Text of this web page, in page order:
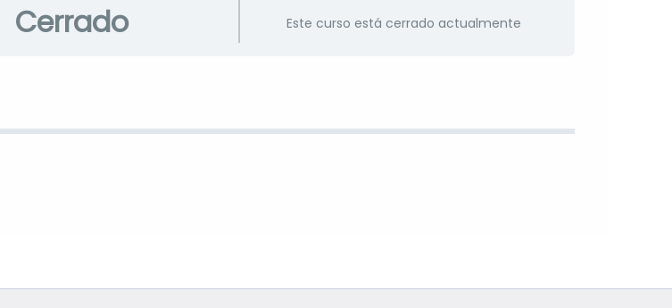
Cerrado Este curso está cerrado actualmente